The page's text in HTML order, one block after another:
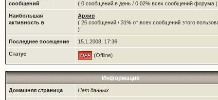
сообщений
( 0 сообщений в день / 0.02% всех сообщений форума )
Наибольшая
активность в
Архив
( 26 сообщений / 31% от всех сообщений этого
)
Последнее посещение 15.1.2008, 17:36
Статус (Offline)
Информация
Домашняя страница Нет данных